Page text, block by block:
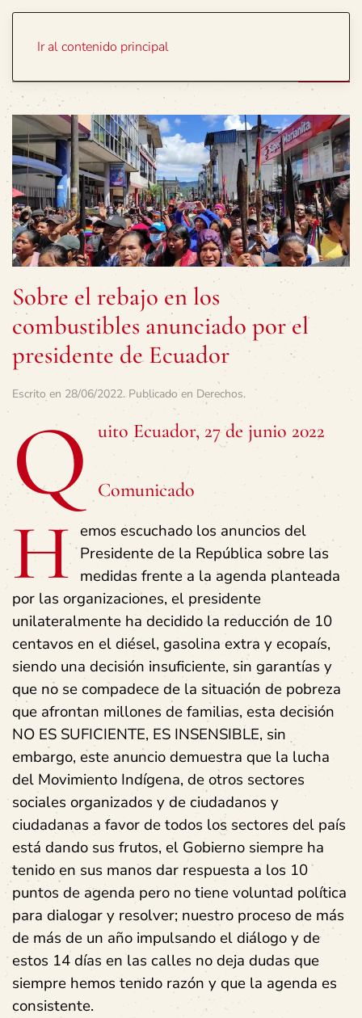
Ir al contenido principal
Sobre el rebajo en los
combustibles anunciado por el
presidente de Ecuador
Escrito en 28/06/2022. Publicado en Derechos.
Q uito Ecuador, 27 de junio 2022
Comunicado
H emos escuchado los anuncios del
Presidente de la República sobre las
medidas frente a la agenda planteada
por las organizaciones, el presidente
unilateralmente ha decidido la reducción de 10
centavos en el diésel, gasolina extra y ecopaís,
siendo una decisión insuficiente, sin garantías y
que no se compadece de la situación de pobreza
que afrontan millones de familias, esta decisión
NO ES SUFICIENTE, ES INSENSIBLE, sin
embargo, este anuncio demuestra que la lucha
del Movimiento Indígena, de otros sectores
sociales organizados y de ciudadanos y
ciudadanas a favor de todos los sectores del país
está dando sus frutos, el Gobierno siempre ha
tenido en sus manos dar respuesta a los 10
puntos de agenda pero no tiene voluntad política
para dialogar y resolver; nuestro proceso de más
de más de un año impulsando el diálogo y de
estos 14 días en las calles no deja dudas que
siempre hemos tenido razón y que la agenda es
consistente.